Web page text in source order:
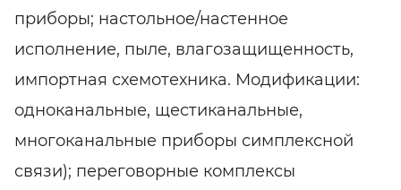
приборы; настольное/настенное
исполнение, пыле, влагозащищенность,
импортная схемотехника. Модификации:
одноканальные, щестиканальные,
многоканальные приборы симплексной
связи); переговорные комплексы